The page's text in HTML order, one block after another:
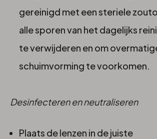
gereinigd met een steriele
alle sporen van het dagelijks
te verwijderen en om
schuimvorming te voorkomen.
Desinfecteren en neutraliseren
Plaats de lenzen in de juiste